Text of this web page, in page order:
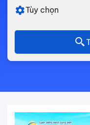
Tùy chọn